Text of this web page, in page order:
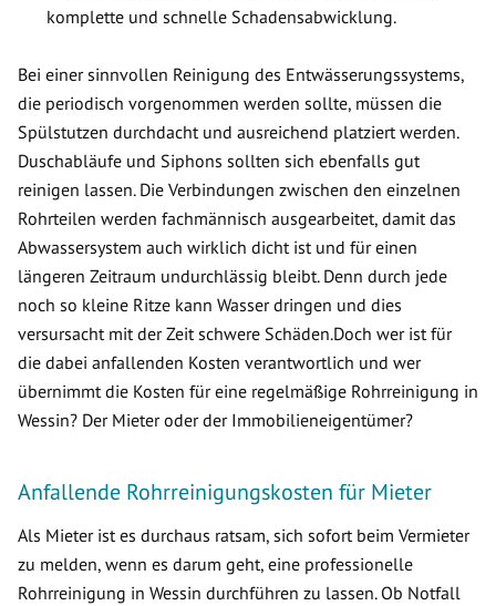
komplette und schnelle Schadensabwicklung.
Bei einer sinnvollen Reinigung des Entwässerungssystems,
die periodisch vorgenommen werden sollte, müssen die
Spülstutzen durchdacht und ausreichend platziert werden.
Duschabläufe und Siphons sollten sich ebenfalls gut
reinigen lassen. Die Verbindungen zwischen den einzelnen
Rohrteilen werden fachmännisch ausgearbeitet, damit das
Abwassersystem auch wirklich dicht ist und für einen
längeren Zeitraum undurchlässig bleibt. Denn durch jede
noch so kleine Ritze kann Wasser dringen und dies
versursacht mit der Zeit schwere Schäden.Doch wer ist für
die dabei anfallenden Kosten verantwortlich und wer
übernimmt die Kosten für eine regelmäßige Rohrreinigung in
Wessin? Der Mieter oder der Immobilieneigentümer?
Anfallende Rohrreinigungskosten für Mieter
Als Mieter ist es durchaus ratsam, sich sofort beim Vermieter
zu melden, wenn es darum geht, eine professionelle
Rohrreinigung in Wessin durchführen zu lassen. Ob Notfall